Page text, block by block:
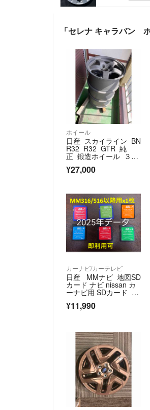
「セレナ キャラバン
ホイール
日産 スカイライン BN
R32 R32 GTR 純
正 鍛造ホイール ３本
セット
¥27,000
カーナビ/カーテレビ
日産 MMナビ 地図SD
カード ナビ nissan カ
ーナビ用 SDカード M
¥11,990